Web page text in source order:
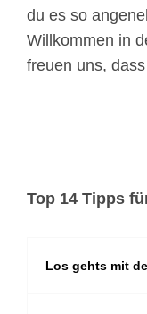
du es so
Willkommen in
freuen uns,
Top 14 Tipps
Los gehts mit